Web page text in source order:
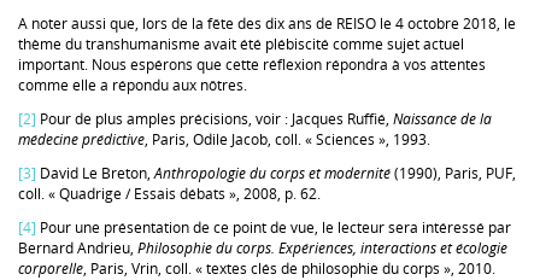
A noter aussi que, lors de la fête des dix ans de REISO le 4 octobre 2018, le
thème du transhumanisme avait été plébiscité comme sujet actuel
important. Nous espérons que cette réflexion répondra à vos attentes
comme elle a répondu aux nôtres.
[2] Pour de plus amples précisions, voir : Jacques Ruffié, Naissance de la
médecine prédictive, Paris, Odile Jacob, coll. « Sciences », 1993.
[3] David Le Breton,Anthropologie du corps et modernité(1990), Paris, PUF,
coll. « Quadrige / Essais débats », 2008, p. 62.
[4] Pour une présentation de ce point de vue, le lecteur sera intéressé par
Bernard Andrieu, Philosophie du corps. Expériences, interactions et écologie
corporelle, Paris, Vrin, coll. « textes clés de philosophie du corps », 2010.